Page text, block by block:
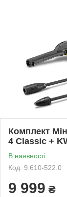
Комплект
4 Classic +
В наявності
Код: 9.610-522.0
9 999 ₴